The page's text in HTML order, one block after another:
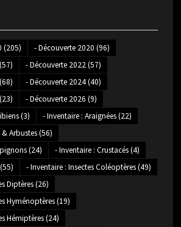
(205) - Découverte 2020 (96)
(57) - Découverte 2022(57)
(68) - Découverte 2024(40)
(23) - Découverte 2026 (9)
(3) - Inventaire : Araignées(22)
Arbustes(56)
(24) - Inventaire : Crustacés(4)
- Inventaire : Insectes Coléoptères(49)
Diptères(26)
Hyménoptères(19)
Hémiptères(24)